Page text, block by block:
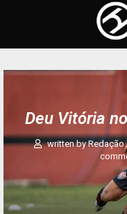
Deu Vitória
written byRedação